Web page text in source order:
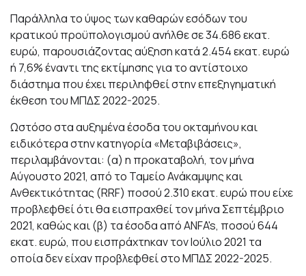
Παράλληλα το ύψος των καθαρών εσόδων του
κρατικού προϋπολογισμού ανήλθε σε 34.686 εκατ.
ευρώ, παρουσιάζοντας αύξηση κατά 2.454 εκατ. ευρώ
ή 7,6% έναντι της εκτίμησης για το αντίστοιχο
διάστημα που έχει περιληφθεί στην επεξηγηματική
έκθεση του ΜΠΔΣ 2022-2025.
Ωστόσο στα αυξημένα έσοδα του οκταμήνου και
ειδικότερα στην κατηγορία «Μεταβιβάσεις»,
περιλαμβάνονται: (α) η προκαταβολή, τον μήνα
Αύγουστο 2021, από το Ταμείο Ανάκαμψης και
Ανθεκτικότητας (RRF) ποσού 2.310 εκατ. ευρώ που είχε
προβλεφθεί ότι θα εισπραχθεί τον μήνα Σεπτέμβριο
2021, καθώς και (β) τα έσοδα από ANFA's, ποσού 644
εκατ. ευρώ, που εισπράχτηκαν τον Ιούλιο 2021 τα
οποία δεν είχαν προβλεφθεί στο ΜΠΔΣ 2022-2025.